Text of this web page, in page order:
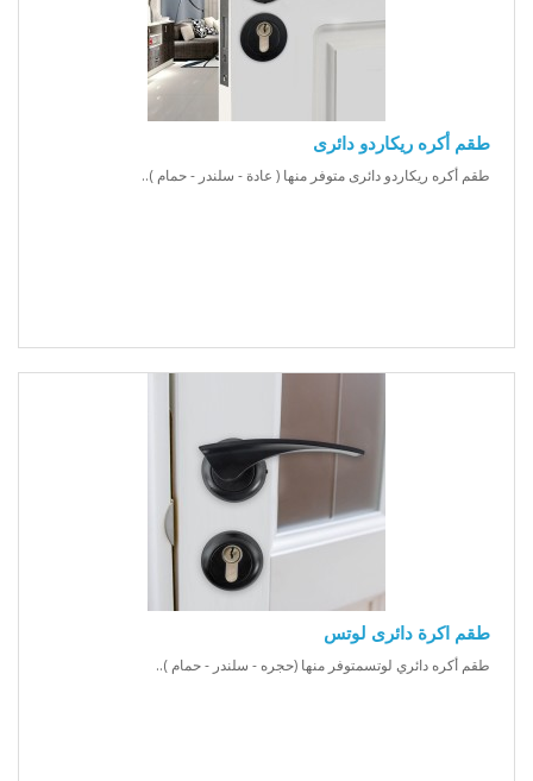
طقم أكره ريكاردو دائرى
طقم أكره ريكاردو دائرى متوفر منها ( عادة - سلندر - حمام ) ..
طقم اكرة دائرى لوتس
طقم أكره دائري لوتسمتوفر منها (حجره - سلندر - حمام )..